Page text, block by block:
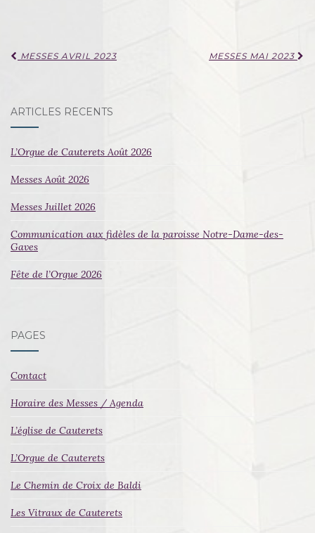
Navigation
MESSES AVRIL 2023 MESSES MAI 2023
ARTICLES RÉCENTS
L’Orgue de Cauterets Août 2026
Messes Août 2026
Messes Juillet 2026
Communication aux fidèles de la paroisse Notre-Dame-des-
Gaves
Fête de l’Orgue 2026
PAGES
Contact
Horaire des Messes / Agenda
L’église de Cauterets
L’Orgue de Cauterets
Le Chemin de Croix de Baldi
Les Vitraux de Cauterets